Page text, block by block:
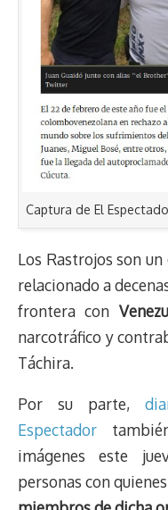
Captura de El
Los Rastrojos son un
relacionado a
frontera con
narcotráfico y
Táchira.
Por su parte,
Espectador
imágenes este
personas con